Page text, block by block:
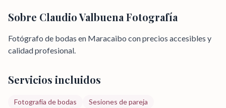
Sobre Claudio Valbuena Fotografía
Fotógrafo de bodas en Maracaibo con precios accesibles y
calidad profesional.
Servicios incluidos
Fotografía de bodas
Sesiones de pareja